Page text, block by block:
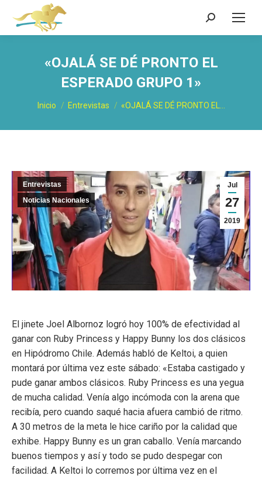
Buscar:
«OJALÁ SE DÉ PRONTO EL
ESPERADO GRUPO 1»
Estás aquí:
Inicio Entrevistas «OJALÁ SE DÉ PRONTO EL…
Jul
27
2019
Entrevistas
Noticias Nacionales
El jinete Joel Albornoz logró hoy 100% de efectividad al
ganar con Ruby Princess y Happy Bunny los dos clásicos
en Hipódromo Chile. Además habló de Keltoi, a quien
montará por última vez este sábado: «Estaba castigado y
pude ganar ambos clásicos. Ruby Princess es una yegua
de mucha calidad. Venía algo incómoda con la arena que
recibía, pero cuando saqué hacia afuera cambió de ritmo.
A 30 metros de la meta le hice cariño por la calidad que
exhibe. Happy Bunny es un gran caballo. Venía marcando
buenos tiempos y así y todo se pudo despegar con
facilidad. A Keltoi lo corremos por última vez en el